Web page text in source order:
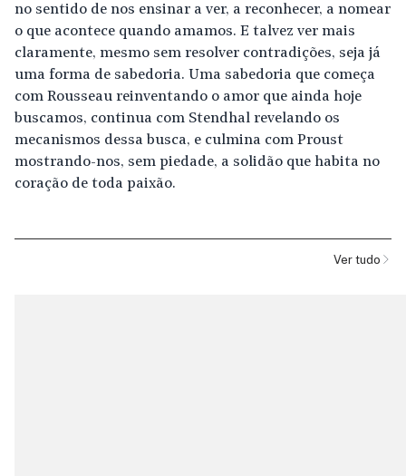
no sentido de nos ensinar a ver, a reconhecer, a nomear
o que acontece quando amamos. E talvez ver mais
claramente, mesmo sem resolver contradições, seja já
uma forma de sabedoria. Uma sabedoria que começa
com Rousseau reinventando o amor que ainda hoje
buscamos, continua com Stendhal revelando os
mecanismos dessa busca, e culmina com Proust
mostrando-nos, sem piedade, a solidão que habita no
coração de toda paixão.
Ver tudo